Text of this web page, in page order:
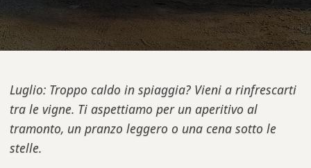
Luglio: Troppo caldo in spiaggia? Vieni a rinfrescarti
tra le vigne. Ti aspettiamo per un aperitivo al
tramonto, un pranzo leggero o una cena sotto le
stelle.